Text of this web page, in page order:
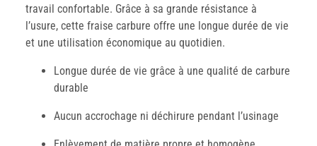
travail confortable. Grâce à sa grande résistance à
l’usure, cette fraise carbure offre une longue durée de vie
et une utilisation économique au quotidien.
Longue durée de vie grâce à une qualité de carbure
durable
Aucun accrochage ni déchirure pendant l’usinage